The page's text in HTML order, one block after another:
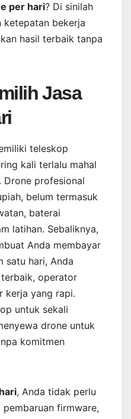
per hari? Di sinilah
ketepatan bekerja
hasil terbaik tanpa
Jasa
teleskop
kali terlalu mahal
Drone profesional
belum termasuk
baterai
latihan. Sebaliknya,
Anda membayar
satu hari, Anda
operator
kerja yang rapi.
untuk sekali
drone untuk
komitmen
, Anda tidak perlu
firmware,